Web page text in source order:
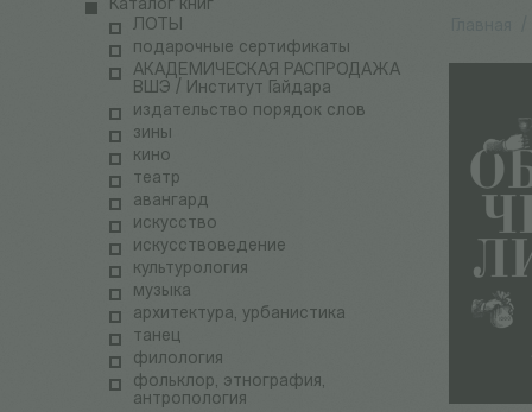
Каталог книг
ЛОТЫ
подарочные сертификаты
АКАДЕМИЧЕСКАЯ РАСПРОДАЖА
ВШЭ / Институт Гайдара
издательство порядок слов
зины
кино
театр
авангард
искусство
искусствоведение
культурология
музыка
архитектура, урбанистика
танец
филология
фольклор, этнография,
антропология